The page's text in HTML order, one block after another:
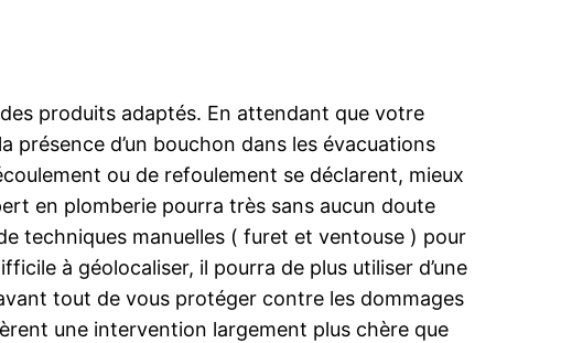
produits adaptés. En attendant que votre
présence d’un bouchon dans les évacuations
ou de refoulement se déclarent, mieux
en plomberie pourra très sans aucun doute
techniques manuelles ( furet et ventouse ) pour
à géolocaliser, il pourra de plus utiliser d’une
tout de vous protéger contre les dommages
une intervention largement plus chère que